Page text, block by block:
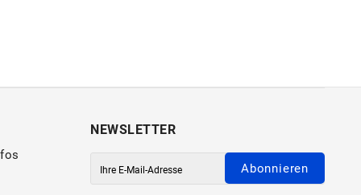
NEWSLETTER
Abonnieren